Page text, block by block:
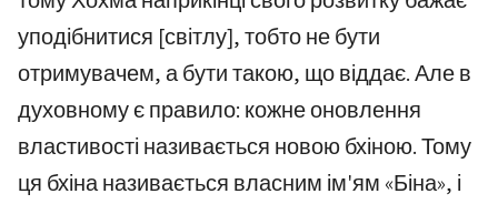
уподібнитися [світлу], тобто не бути
отримувачем, а бути такою, що віддає. Але в
духовному є правило: кожне оновлення
властивості називається новою бхіною. Тому
ця бхіна називається власним ім'ям «Біна», і